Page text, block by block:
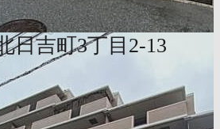
日吉町3丁目2-13